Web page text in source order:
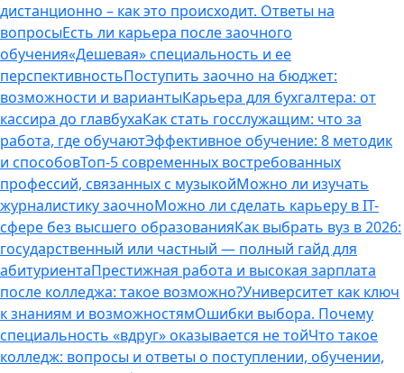
дистанционно – как это происходит. Ответы на
вопросыЕсть ли карьера после заочного
обучения«Дешевая» специальность и ее
перспективностьПоступить заочно на бюджет:
возможности и вариантыКарьера для бухгалтера: от
кассира до главбухаКак стать госслужащим: что за
работа, где обучаютЭффективное обучение: 8 методик
и способовТоп-5 современных востребованных
профессий, связанных с музыкойМожно ли изучать
журналистику заочноМожно ли сделать карьеру в IT-
сфере без высшего образованияКак выбрать вуз в 2026:
государственный или частный — полный гайд для
абитуриентаПрестижная работа и высокая зарплата
после колледжа: такое возможно?Университет как ключ
к знаниям и возможностямОшибки выбора. Почему
специальность «вдруг» оказывается не тойЧто такое
колледж: вопросы и ответы о поступлении, обучении,